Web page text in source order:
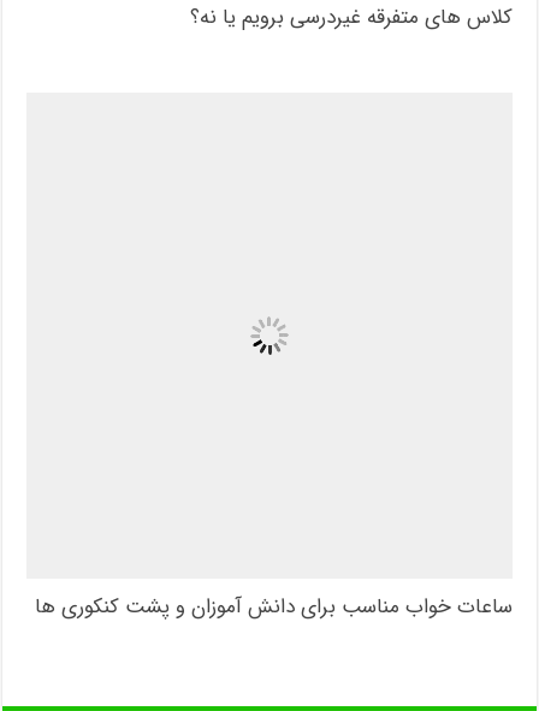
کلاس های متفرقه غیردرسی برویم یا نه؟
ساعات خواب مناسب برای دانش آموزان و پشت کنکوری ها